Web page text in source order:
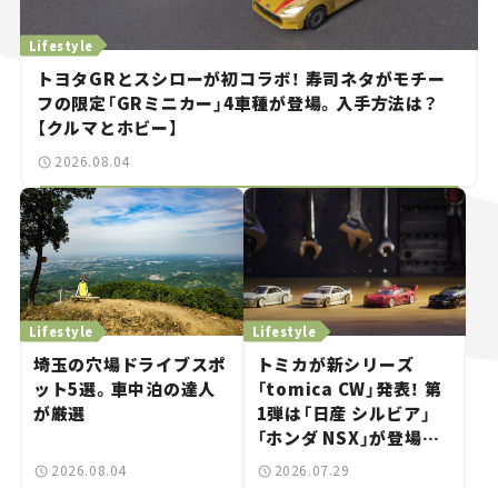
トヨタGRとスシローが初コラボ！ 寿司ネタがモチー
フの限定「GRミニカー」4車種が登場。入手方法は？
【クルマとホビー】
Lifestyle
2026.08.04
埼玉の穴場ドライブスポ
ット5選。車中泊の達人
が厳選
Lifestyle
2026.08.04
トミカが新シリーズ
「tomica CW」発表！ 第
1弾は「日産 シルビア」
「ホンダ NSX」が登場。
世界が注目す
Lifestyle
2026.07.29